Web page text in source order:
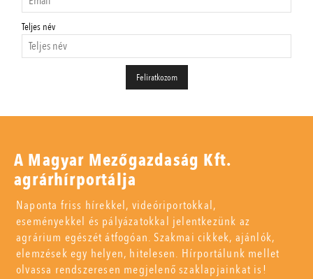
Teljes név
A Magyar Mezőgazdaság Kft.
agrárhírportálja
Naponta friss hírekkel, videóriportokkal,
eseményekkel és pályázatokkal jelentkezünk az
agrárium egészét átfogóan. Szakmai cikkek, ajánlók,
elemzések egy helyen, hitelesen. Hírportálunk mellet
olvassa rendszeresen megjelenő szaklapjainkat is!